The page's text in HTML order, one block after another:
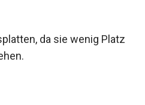
da sie wenig Platz